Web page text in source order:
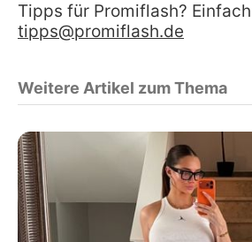
Tipps für Promiflash?
tipps@promiflash.de
Weitere Artikel zum Thema